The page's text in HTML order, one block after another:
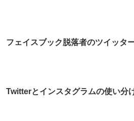
フェイスブック脱落者のツイッタ
Twitterとインスタグラムの使い分